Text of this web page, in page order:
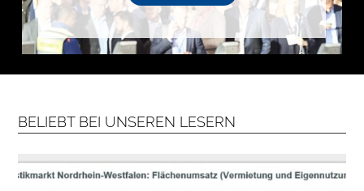
i
e
n
e
n

r
k
BELIEBT BEI UNSEREN LESERN